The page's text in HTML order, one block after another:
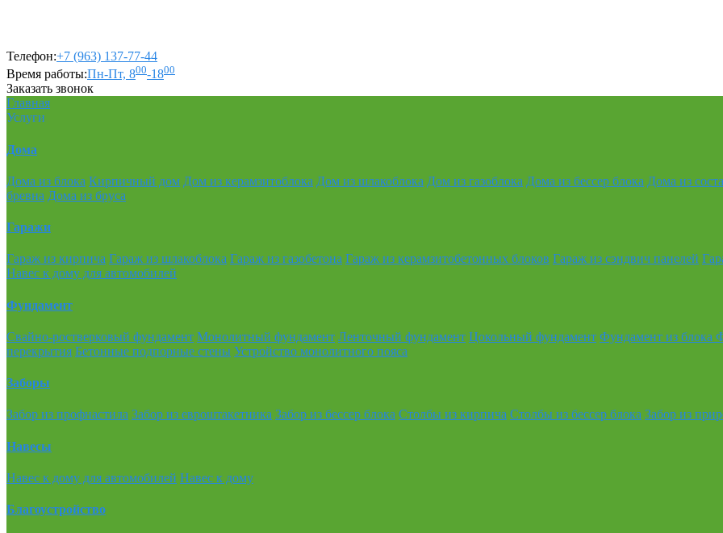
Телефон:+7 (963) 137-77-44
Время работы:Пн-Пт, 800-1800
Заказать звонок
Главная
Услуги
Дома
Дома из блока Кирпичный дом Дом из керамзитоблока Дом из шлакоблока Дом из газоблока Дома из бессер блока Дома из
бревна Дома из бруса
Гаражи
Гараж из кирпича Гараж из шлакоблока Гараж из газобетона Гараж из керамзитобетонных блоков Гараж из сэндвич панелей
Навес к дому для автомобилей
Фундамент
Свайно-ростверковый фундамент Монолитный фундамент Ленточный фундамент Цокольный фундамент Фундамент из блока
перекрытия Бетонные подпорные стены Устройство монолитного пояса
Заборы
Забор из профнастила Забор из евроштакетника Забор из бессер блока Столбы из кирпича Столбы из бессер блока Забор из
Навесы
Навес к дому для автомобилей Навес к дому
Благоустройство